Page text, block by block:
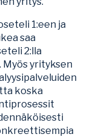
1:een ja
saa
2:lla
yrityksen
koska